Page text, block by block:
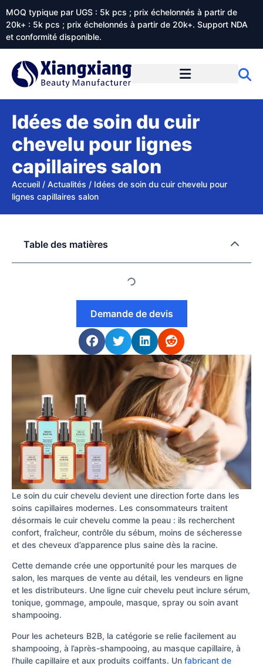
MOQ typique par UGS : 5k pcs ; prix échelonnés à partir de
20k+ : 5k pcs ; prix échelonnés à partir de 20k+. Support NDA
et conformité disponible.
Idées de soin du cuir
chevelu pour lignes
capillaires salon
Accueil / Actualités / Idées de soin du cuir chevelu pour
lignes capillaires salon
Le soin du cuir chevelu devient une direction forte dans les
soins capillaires modernes. Les consommateurs traitent
désormais le cuir chevelu comme la peau : ils recherchent
confort, fraîcheur, contrôle du sébum, moins de sécheresse
et des cheveux d’apparence plus saine dès la racine.
Cette demande crée une opportunité pour les marques de
salon, les marques de vente au détail, les vendeurs en ligne
et les distributeurs. Une ligne cuir chevelu peut inclure sérum,
tonique, gommage, ampoule, masque, spray ou soin avant
shampooing.
Pour les acheteurs B2B, la catégorie se relie facilement au
shampooing, à l’après-shampooing, au masque capillaire, à
l’huile capillaire et aux produits coiffants. Un fabricant de
Table des matières
Demande de devis